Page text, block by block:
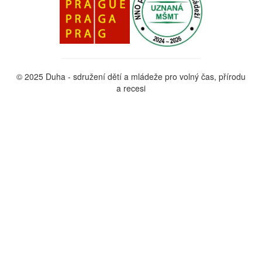
© 2025 Duha - sdružení dětí a mládeže pro volný čas, přírodu
a recesi